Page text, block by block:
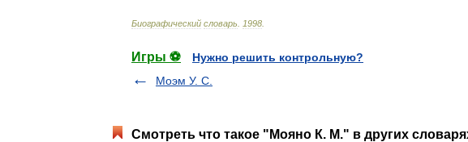
Биографический словарь 1998
Игры ⚽
Нужно решить контрольную?
Моэм У. С.
Смотреть что такое "Мояно К. М." в других